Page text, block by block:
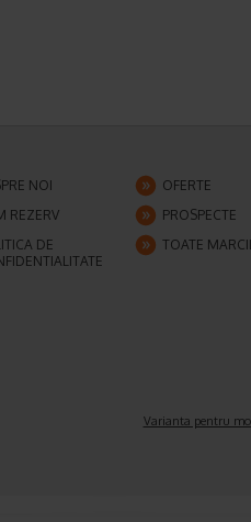
NOI OFERTE
REZERV
PROSPECTE
DE
TOATE
Varianta pentru